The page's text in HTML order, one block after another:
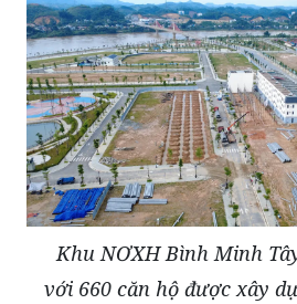
Khu NƠXH Bình Minh
với 660 căn hộ được xây